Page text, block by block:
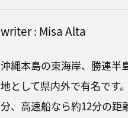
writer : Misa Alta
沖縄本島の東海岸、勝連半
地として県内外で有名です
分、高速船なら約12分の距